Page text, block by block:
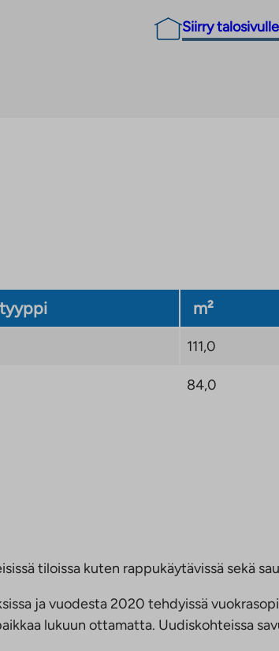
Siirry talosivulle
m²
111,0
84,0
tiloissa kuten rappukäytävissä sekä
ja vuodesta 2020 tehdyissä
lukuun ottamatta. Uudiskohteissa